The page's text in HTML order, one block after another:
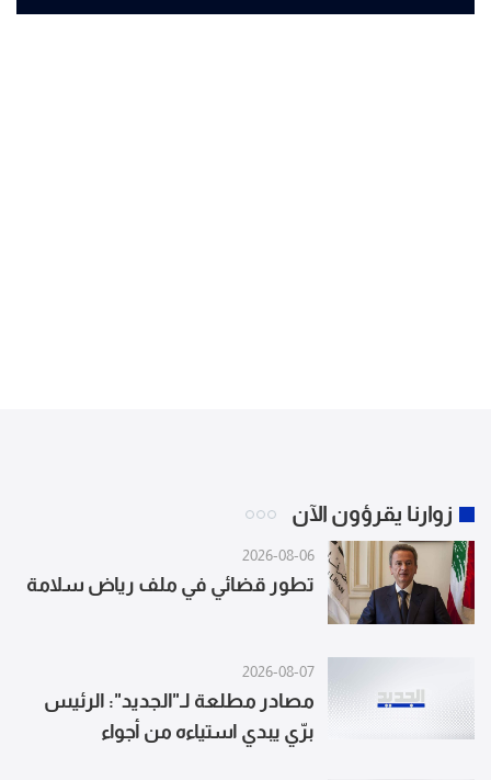
زوارنا يقرؤون الآن
2026-08-06
تطور قضائي في ملف رياض سلامة
2026-08-07
مصادر مطلعة لـ"الجديد": الرئيس
برّي يبدي استياءه من أجواء